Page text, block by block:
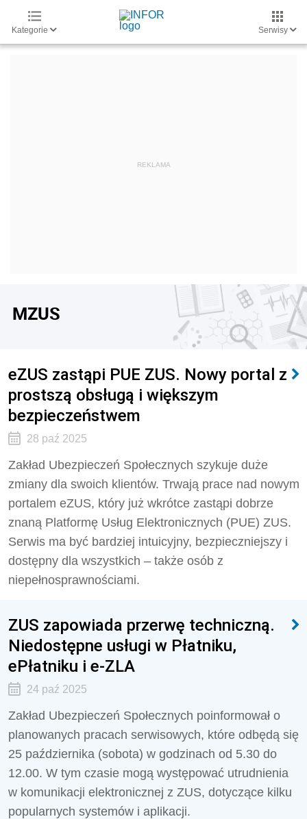
Kategorie Serwisy
MZUS
eZUS zastąpi PUE ZUS. Nowy portal z
prostszą obsługą i większym
bezpieczeństwem
28 paź 2025
Zakład Ubezpieczeń Społecznych szykuje duże
zmiany dla swoich klientów. Trwają prace nad nowym
portalem eZUS, który już wkrótce zastąpi dobrze
znaną Platformę Usług Elektronicznych (PUE) ZUS.
Serwis ma być bardziej intuicyjny, bezpieczniejszy i
dostępny dla wszystkich – także osób z
niepełnosprawnościami.
ZUS zapowiada przerwę techniczną.
Niedostępne usługi w Płatniku,
ePłatniku i e-ZLA
24 paź 2025
Zakład Ubezpieczeń Społecznych poinformował o
planowanych pracach serwisowych, które odbędą się
25 października (sobota) w godzinach od 5.30 do
12.00. W tym czasie mogą występować utrudnienia
w komunikacji elektronicznej z ZUS, dotyczące kilku
popularnych systemów i aplikacji.